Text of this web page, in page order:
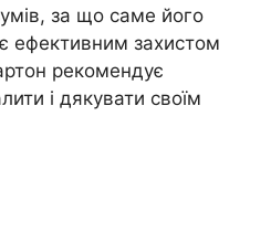
за що саме його
ефективним захистом
рекомендує
і дякувати своїм